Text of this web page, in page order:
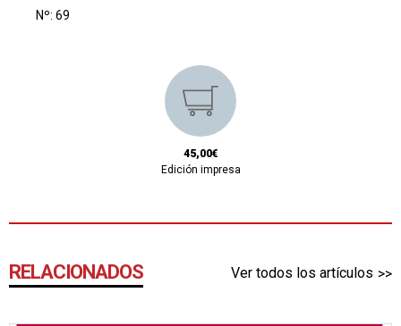
Nº: 69
45,00€
Edición impresa
RELACIONADOS Ver todos los artículos